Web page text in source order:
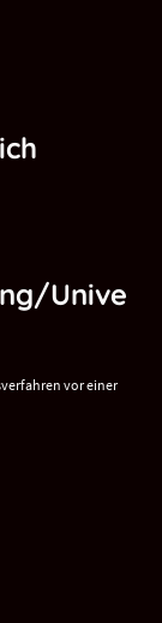
Unive
vor einer